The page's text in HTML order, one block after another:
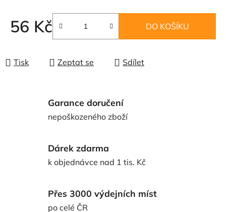
56 Kč
Měrná cena:
DO KOŠÍKU
Tisk Zeptat se Sdílet
Garance doručení
nepoškozeného zboží
Dárek zdarma
k objednávce nad 1 tis. Kč
Přes 3000 výdejních míst
po celé ČR